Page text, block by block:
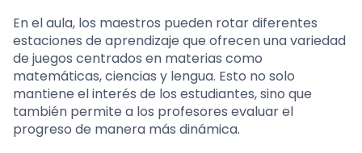
En el aula, los maestros pueden rotar diferentes
estaciones de aprendizaje que ofrecen una variedad
de juegos centrados en materias como
matemáticas, ciencias y lengua. Esto no solo
mantiene el interés de los estudiantes, sino que
también permite a los profesores evaluar el
progreso de manera más dinámica.